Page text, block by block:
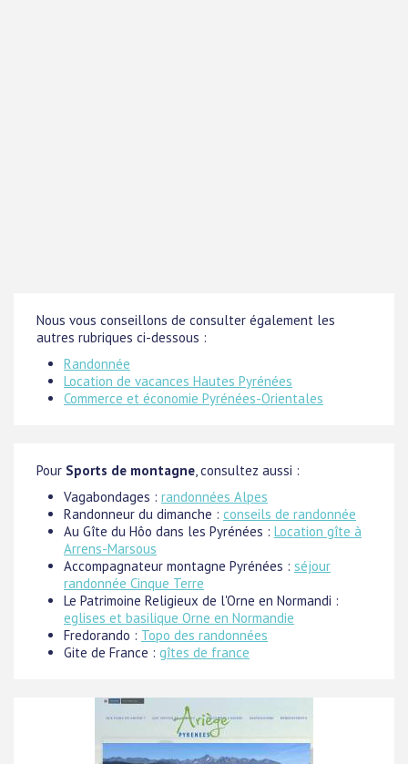
Nous vous conseillons de consulter également les
autres rubriques ci-dessous :
Randonnée
Location de vacances Hautes Pyrénées
Commerce et économie Pyrénées-Orientales
Pour Sports de montagne, consultez aussi :
Vagabondages : randonnées Alpes
Randonneur du dimanche : conseils de randonnée
Au Gîte du Hôo dans les Pyrénées : Location gîte à
Arrens-Marsous
Accompagnateur montagne Pyrénées : séjour
randonnée Cinque Terre
Le Patrimoine Religieux de l'Orne en Normandi :
eglises et basilique Orne en Normandie
Fredorando : Topo des randonnées
Gite de France : gîtes de france